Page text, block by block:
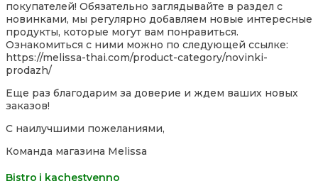
покупателей! Обязательно заглядывайте в раздел с
новинками, мы регулярно добавляем новые интересные
продукты, которые могут вам понравиться.
Ознакомиться с ними можно по следующей ссылке:
https://melissa-thai.com/product-category/novinki-
prodazh/
Еще раз благодарим за доверие и ждем ваших новых
заказов!
С наилучшими пожеланиями,
Команда магазина Melissa
Bistro i kachestvenno